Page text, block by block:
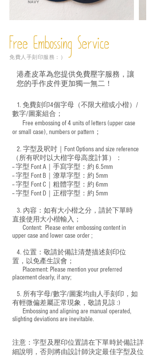
Free Embossing Service
免費人手刻印服務：）
港產皮革為您提供免費壓字服務，讓
您的手作皮件更加獨一無二！
1. 免費刻印4個字母（不限大楷或小楷）/
數字/圖案組合；
Free embossing of 4 units of letters (upper case
or small case), numbers or pattern；
2. 字型及呎吋｜ Font Options and size reference
（所有呎吋以大楷字母高度計算）：
-- 字型 Font A｜手寫字型：約 6.5mm
-- 字型 Font B｜潦草字型： 約 5mm
-- 字型 Font C｜粗體字型：約 6mm
-- 字型 Font D｜正楷字型： 約 5mm
3. 內容：如有大小楷之分，請於下單時
直接使用大小楷輸入；
​ Content: Please enter embossing content in
upper case and lower case order ;
4. 位置：敬請於備註清楚描述刻印位
置，以免產生誤會；
​ Placement: Please mention your preferred
placement clearly, if any;
5. 所有字母/數字/圖案均由人手刻印，如
有輕微偏差屬正常現象，敬請見諒 :)
​ Embossing and aligning are manual operated,
slighting deviations are inevitable.
注意：字型及壓印位置請在下單時於備註詳
細說明，否則將由設計師決定最佳字型及位